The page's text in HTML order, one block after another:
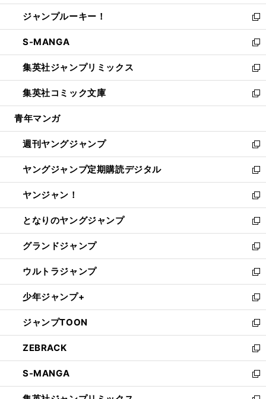
開
く
ウ
で
開
く
ン
ド
ウ
で
開
く
ウ
ィ
ン
ド
ウ
で
開
く
し
い
ウ
ィ
ン
ド
ウ
で
開
ジャンプルーキー！
新
し
い
ウ
ィ
ン
ド
ウ
開
く
S-MANGA
新
し
い
ウ
ィ
ン
ウ
で
開
く
集英社ジャンプリミックス
新
し
い
ウ
ン
ド
ウ
で
開
く
集英社コミック文庫
新
し
ウ
ィ
ン
ド
ウ
で
開
く
青年マンガ
週刊ヤングジャンプ
新
し
い
ウ
ィ
ン
ド
ウ
で
開
く
ヤングジャンプ定期購読デジタル
新
し
い
ウ
ィ
ン
ド
ウ
で
開
く
ヤンジャン！
新
し
い
ウ
ィ
ン
ド
ウ
で
開
く
となりのヤングジャンプ
新
し
い
ウ
ィ
ン
ド
ウ
で
開
く
グランドジャンプ
新
し
い
ウ
ィ
ン
ド
ウ
で
開
く
ウルトラジャンプ
新
し
い
ウ
ィ
ン
ド
ウ
で
開
少年ジャンプ+
新
し
い
ウ
ィ
ン
ド
ウ
ジャンプTOON
新
し
い
ウ
ィ
ン
ZEBRACK
新
し
い
ウ
S-MANGA
新
し